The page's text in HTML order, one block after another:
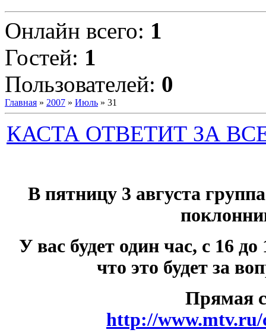
Онлайн всего: 1
Гостей: 1
Пользователей: 0
Главная » 2007 » Июль » 31
КАСТА ОТВЕТИТ ЗА
В пятницу 3 августа
У вас будет один час, с 16
что это будет за
Прямая
http://